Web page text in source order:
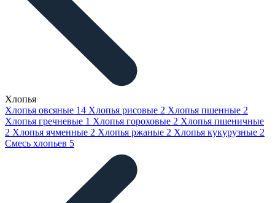
Хлопья
Хлопья овсяные 14 Хлопья рисовые 2 Хлопья пшенные 2
Хлопья гречневые 1 Хлопья гороховые 2 Хлопья пшеничные
2 Хлопья ячменные 2 Хлопья ржаные 2 Хлопья кукурузные 2
Смесь хлопьев 5